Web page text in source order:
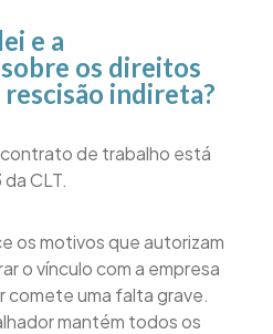
e a
os direitos
indireta?
de trabalho está
CLT.
os motivos que autorizam
o vínculo com a empresa
comete uma falta grave.
mantém todos os